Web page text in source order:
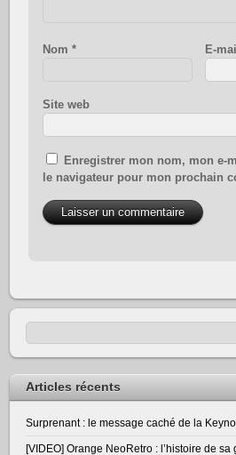
Nom * E-
Site web
Enregistrer mon nom, mon e-
le navigateur pour mon prochain
Articles récents
Surprenant : le message caché de la
[VIDEO] Orange NeoRetro : l’histoire de